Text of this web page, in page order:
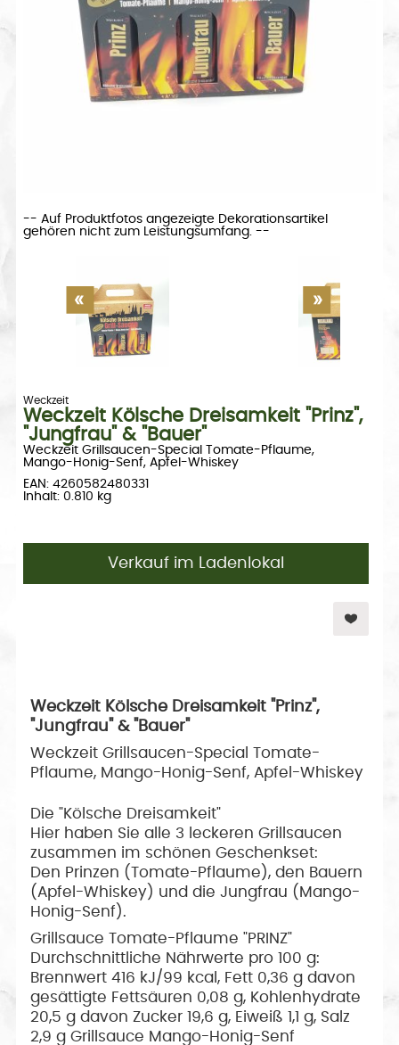
-- Auf Produktfotos angezeigte Dekorationsartikel
gehören nicht zum Leistungsumfang. --
Weckzeit
Weckzeit Kölsche Dreisamkeit "Prinz",
"Jungfrau" & "Bauer"
Weckzeit Grillsaucen-Special Tomate-Pflaume,
Mango-Honig-Senf, Apfel-Whiskey
EAN: 4260582480331
Inhalt: 0.810 kg
Verkauf im Ladenlokal
Weckzeit Kölsche Dreisamkeit "Prinz",
"Jungfrau" & "Bauer"
Weckzeit Grillsaucen-Special Tomate-
Pflaume, Mango-Honig-Senf, Apfel-Whiskey
Die "Kölsche Dreisamkeit"
Hier haben Sie alle 3 leckeren Grillsaucen
zusammen im schönen Geschenkset:
Den Prinzen (Tomate-Pflaume), den Bauern
(Apfel-Whiskey) und die Jungfrau (Mango-
Honig-Senf).
Grillsauce Tomate-Pflaume "PRINZ"
Durchschnittliche Nährwerte pro 100 g:
Brennwert 416 kJ/99 kcal, Fett 0,36 g davon
gesättigte Fettsäuren 0,08 g, Kohlenhydrate
20,5 g davon Zucker 19,6 g, Eiweiß 1,1 g, Salz
2,9 g Grillsauce Mango-Honig-Senf